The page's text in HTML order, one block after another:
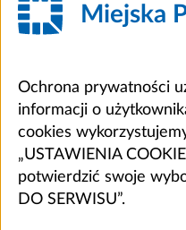
Miejska
Ochrona prywatności
informacji o
cookies
„USTAWIENIA
potwierdzić swoje
DO SERWISU”.